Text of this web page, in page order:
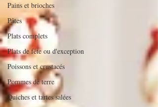
Pains et brioches
Pâtes
Plats complets
Plats de fête ou d'exception
Poissons et crustacés
Pommes de terre
Quiches et tartes salées